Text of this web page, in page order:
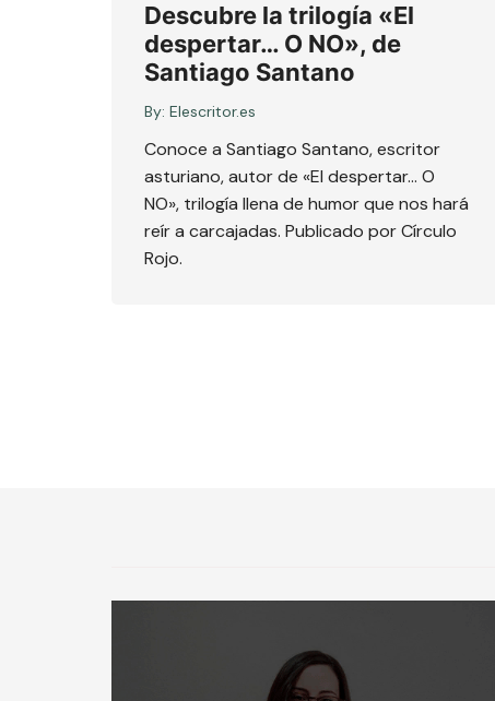
Descubre la trilogía «El
despertar… O NO», de
Santiago Santano
By: Elescritor.es
Conoce a Santiago Santano, escritor
asturiano, autor de «El despertar… O
NO», trilogía llena de humor que nos hará
reír a carcajadas. Publicado por Círculo
Rojo.